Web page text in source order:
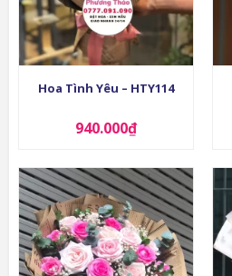
Hoa Tình Yêu – HTY114
940.000₫